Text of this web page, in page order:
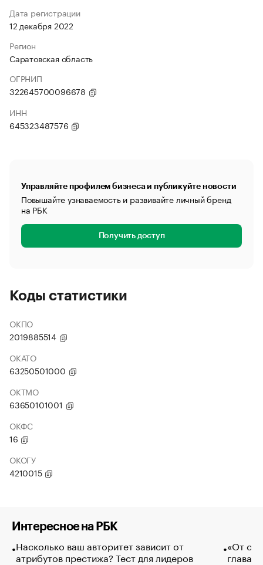
Дата регистрации
12 декабря 2022
Регион
Саратовская область
ОГРНИП
322645700096678
ИНН
645323487576
Управляйте профилем бизнеса и публикуйте новости
Повышайте узнаваемость и развивайте личный бренд
на РБК
Получить доступ
Коды статистики
ОКПО
2019885514
ОКАТО
63250501000
ОКТМО
63650101001
ОКФС
16
ОКОГУ
4210015
Интересное на РБК
Насколько ваш авторитет зависит от
атрибутов престижа? Тест для лидеров
«От
глава